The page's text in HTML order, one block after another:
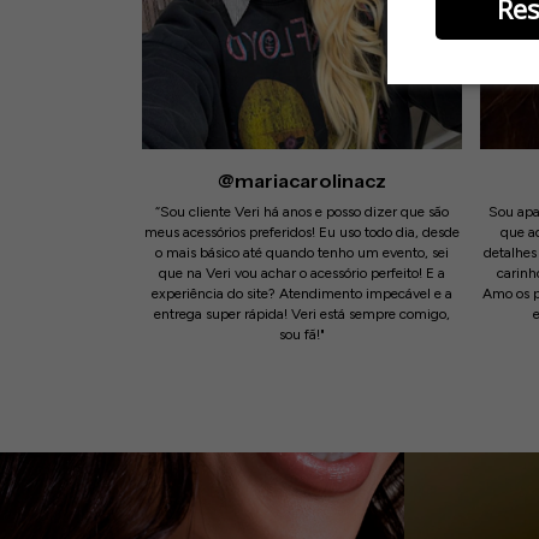
@mariacarolinacz
“Sou cliente Veri há anos e posso dizer que são
meus acessórios preferidos! Eu uso todo dia, desde
o mais básico até quando tenho um evento, sei
que na Veri vou achar o acessório perfeito! E a
experiência do site? Atendimento impecável e a
entrega super rápida! Veri está sempre comigo,
sou fã!"
Sou
que
Amo os